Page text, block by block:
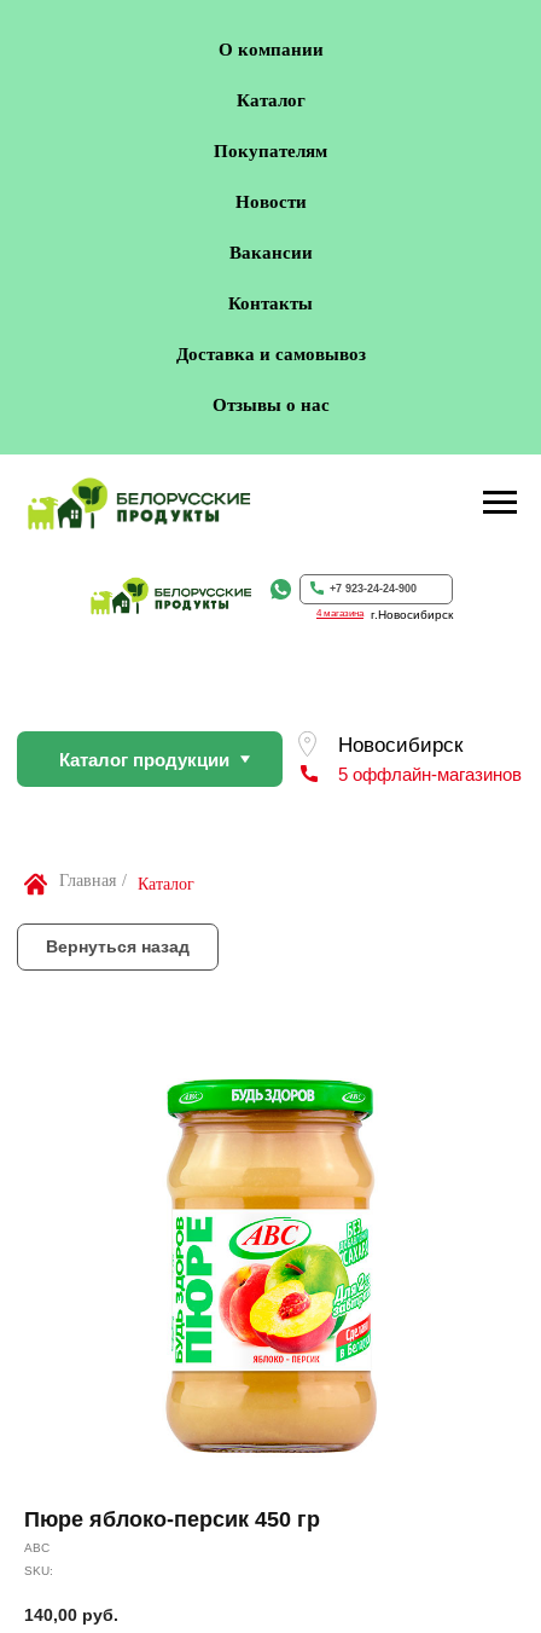
О компании
Каталог
Покупателям
Новости
Вакансии
Контакты
Доставка и самовывоз
Отзывы о нас
г.Новосибирск
+7 923-24-24-900
4 магазина
По Вашей просьбе покупку
профессиональном слайсере
Главная / Каталог
Пюре яблоко-персик 450 гр
АВС
SKU:
140,00 руб.